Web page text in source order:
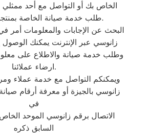
الخاص بك أو التواصل مع أحد ممثلي
طلب خدمة صيانة الخاصة بمنتجات زانوسي.
البحث عن الإجابات والمعلومات أمر
زانوسي عبر الإنترنت يمكنك الوصول
وطلب خدمة صيانة والاطلاع على
ارضاء عملائنا.
ويمكنكم التواصل مع خدمة عملاء
زانوسي بالجيزة أو معرفة أرقام
في
الاتصال برقم زانوسي الموحد
السابق ذكره